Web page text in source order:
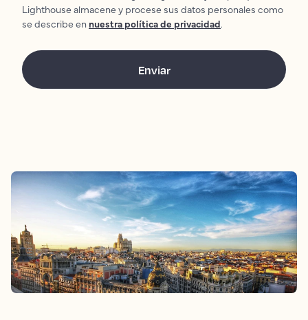
Lighthouse almacene y procese sus datos personales como
se describe en nuestra política de privacidad.